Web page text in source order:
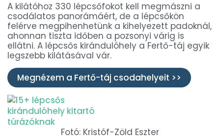
A kilátóhoz 330 lépcsőfokot kell megmászni a
csodálatos panorámáért, de a lépcsőkön
felérve megpihenhetünk a kihelyezett padoknál,
ahonnan tiszta időben a pozsonyi várig is
ellátni. A lépcsős kirándulóhely a Fertő-táj egyik
legszebb kilátásával vár.
Megnézem a Fertő-táj csodahelyeit >>
Fotó: Kristóf-Zöld Eszter